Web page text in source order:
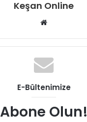
Keşan Online
Web
E-Bültenimize
Abone Olun!